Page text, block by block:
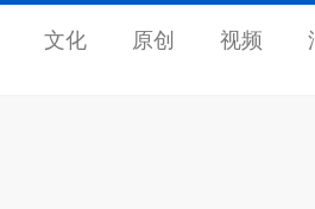
文化 原创 视频